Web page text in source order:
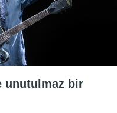
unutulmaz bir